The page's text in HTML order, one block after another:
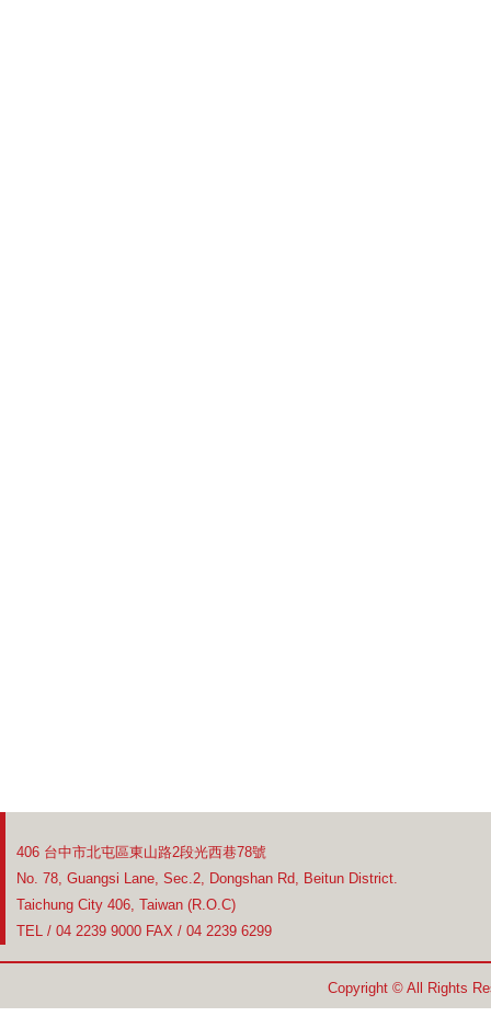
406 台中市北屯區東山路2段光西巷78號
No. 78, Guangsi Lane, Sec.2, Dongshan Rd, Beitun District.
Taichung City 406, Taiwan (R.O.C)
TEL / 04 2239 9000 FAX / 04 2239 6299
Copyright © All Rights